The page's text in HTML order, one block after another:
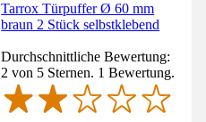
Tarrox Türpuffer Ø 60 mm
braun 2 Stück selbstklebend
Durchschnittliche Bewertung:
2 von 5 Sternen. 1 Bewertung.